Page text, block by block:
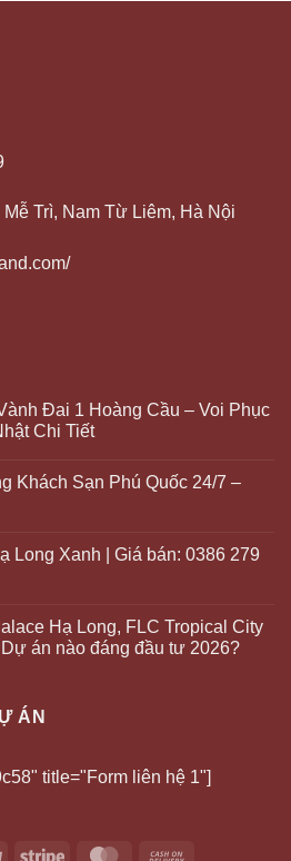
Trì, Nam Từ Liêm, Hà Nội
Đai 1 Hoàng Cầu – Voi Phục
Chi Tiết
Khách Sạn Phú Quốc 24/7 –
Long Xanh | Giá bán: 0386 279
Hạ Long, FLC Tropical City
án nào đáng đầu tư 2026?
ÁN
title="Form liên hệ 1"]